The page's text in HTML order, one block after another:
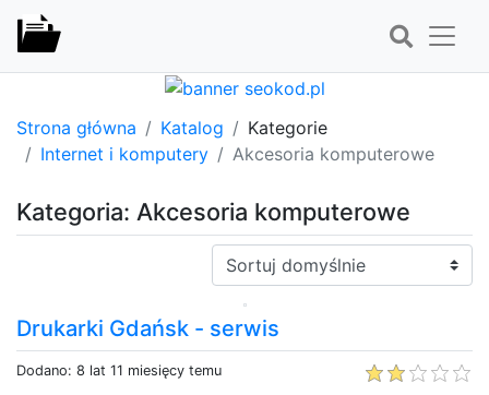
Strona główna Katalog
Kategorie
Internet i komputery
Akcesoria komputerowe
Kategoria: Akcesoria komputerowe
Sortuj:
Drukarki Gdańsk - serwis
Dodano: 8 lat 11 miesięcy temu